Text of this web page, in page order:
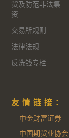
货及防范非法集
资
交易所规则
法律法规
反洗钱专栏
友情链接：
中金财富证券
中国期货业协会